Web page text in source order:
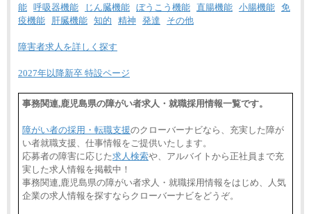
能 呼吸器機能 じん臓機能 ぼうこう機能 直腸機能 小腸機能 免
疫機能
肝臓機能 知的 精神 発達 その他
障害者求人を詳しく探す
2027年以降新卒 特設ページ
事務関連,鹿児島県の障がい者求人・就職採用情報一覧です。
障がい者の採用・転職支援のクローバーナビなら、充実した障が
い者就職支援、仕事情報をご提供いたします。
応募者の障害に応じた求人検索や、アルバイトから正社員まで充
実した求人情報を掲載中！
事務関連,鹿児島県の障がい者求人・就職採用情報をはじめ、人気
企業の求人情報を探すならクローバーナビをどうぞ。